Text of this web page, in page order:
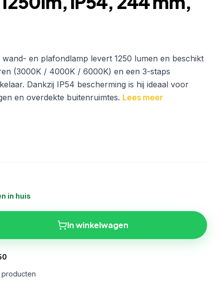
wand- en plafondlamp levert 1250 lumen en beschikt
(3000K / 4000K / 6000K) en een 3-staps
Dankzij IP54 bescherming is hij ideaal voor
en overdekte buitenruimtes. Lees meer
in huis
In winkelwagen